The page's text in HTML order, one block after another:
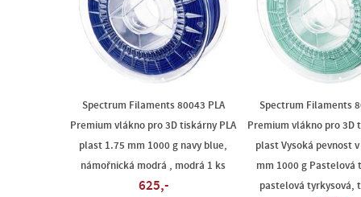
Spectrum Filaments 80043 PLA
Premium vlákno pro 3D tiskárny PLA
plast 1.75 mm 1000 g navy blue,
námořnická modrá , modrá 1 ks
625,-
Spectrum Filaments
Premium vlákno pro 3D
plast Vysoká pevnost
mm 1000 g Pastelová
pastelová tyrkysová,